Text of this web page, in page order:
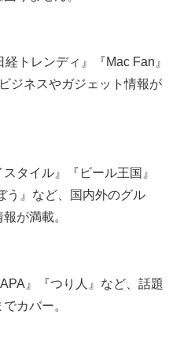
トレンディ』『Mac Fan』
ジネスやガジェット情報が
タイル』『ビール王国』
う』など、国内外のグル
が満載。
』『つり人』など、話題
カバー。